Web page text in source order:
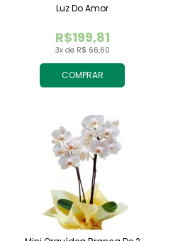
COMPRAR
3x de R$ 66,60
R$199,81
Luz Do Amor